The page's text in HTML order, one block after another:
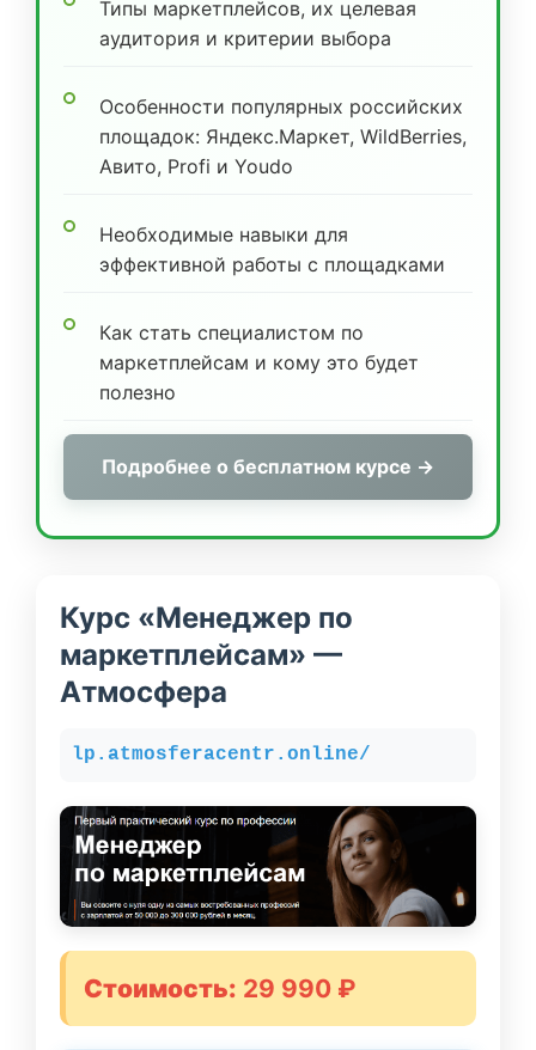
Типы маркетплейсов, их целевая
аудитория и критерии выбора
Особенности популярных российских
площадок: Яндекс.Маркет, WildBerries,
Авито, Profi и Youdo
Необходимые навыки для
эффективной работы с площадками
Как стать специалистом по
маркетплейсам и кому это будет
полезно
Подробнее о бесплатном курсе →
Курс «Менеджер по
маркетплейсам» —
Атмосфера
lp.atmosferacentr.online/
Стоимость: 29 990 ₽